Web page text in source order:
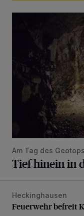
Am Tag des Geotops
Tief hinein in
Feuerwehr befreit
Heckinghausen
Feuerwehr befreit